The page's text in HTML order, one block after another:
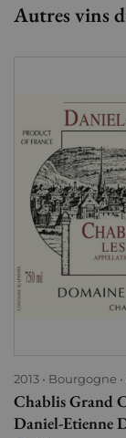
Autres vins
2013 Bourgogne
Chablis Grand
Daniel-Etienne